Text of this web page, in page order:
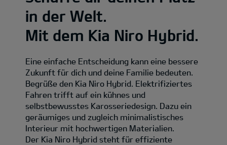
in der Welt.
Mit dem Kia Niro Hybrid.
Eine einfache Entscheidung kann eine bessere
Zukunft für dich und deine Familie bedeuten.
Begrüße den Kia Niro Hybrid. Elektrifiziertes
Fahren trifft auf ein kühnes und
selbstbewusstes Karosseriedesign. Dazu ein
geräumiges und zugleich minimalistisches
Interieur mit hochwertigen Materialien.
Der Kia Niro Hybrid steht für effiziente